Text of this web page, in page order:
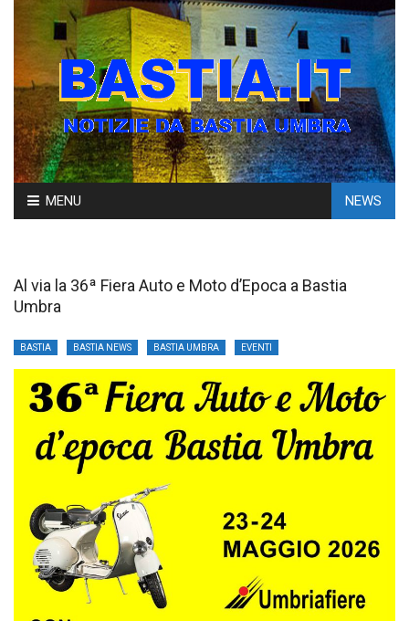
Skip
to
MENU NEWS
Al via la 36ª Fiera Auto e Moto d’Epoca a Bastia
Umbra
BASTIA BASTIA NEWS BASTIA UMBRA EVENTI